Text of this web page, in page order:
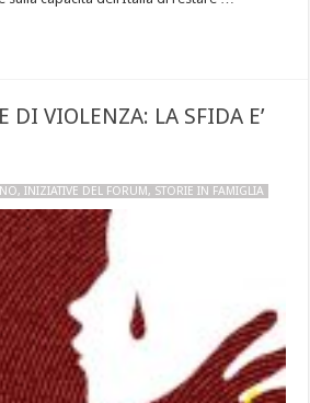
DI VIOLENZA: LA SFIDA E’
,INIZIATIVE DEL FORUM , STORIE IN FAMIGLIA